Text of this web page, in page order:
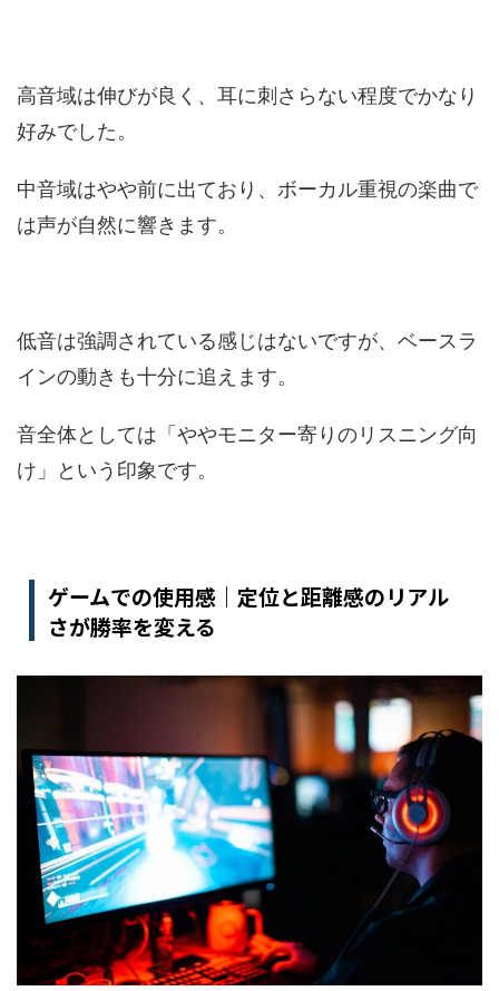
高音域は伸びが良く、耳に刺さらない程度でかなり
好みでした。
中音域はやや前に出ており、ボーカル重視の楽曲で
は声が自然に響きます。
低音は強調されている感じはないですが、ベースラ
インの動きも十分に追えます。
音全体としては「ややモニター寄りのリスニング向
け」という印象です。
ゲームでの使用感｜定位と距離感のリアル
さが勝率を変える